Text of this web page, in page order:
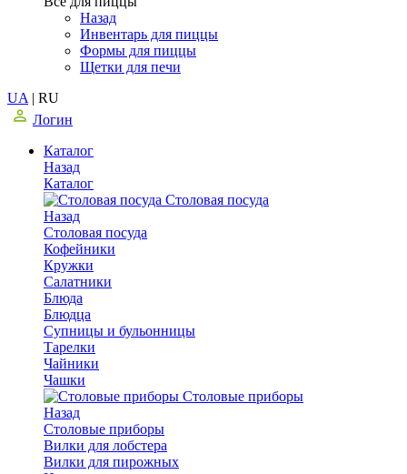
Назад
Инвентарь для пиццы
Формы для пиццы
Щетки для печи
UA | RU
Логин
Каталог
Назад
Каталог
Столовая посуда
Назад
Столовая посуда
Кофейники
Кружки
Салатники
Блюда
Блюдца
Супницы и бульонницы
Тарелки
Чайники
Чашки
Cтоловые приборы
Назад
Cтоловые приборы
Вилки для лобстера
Вилки для пирожных